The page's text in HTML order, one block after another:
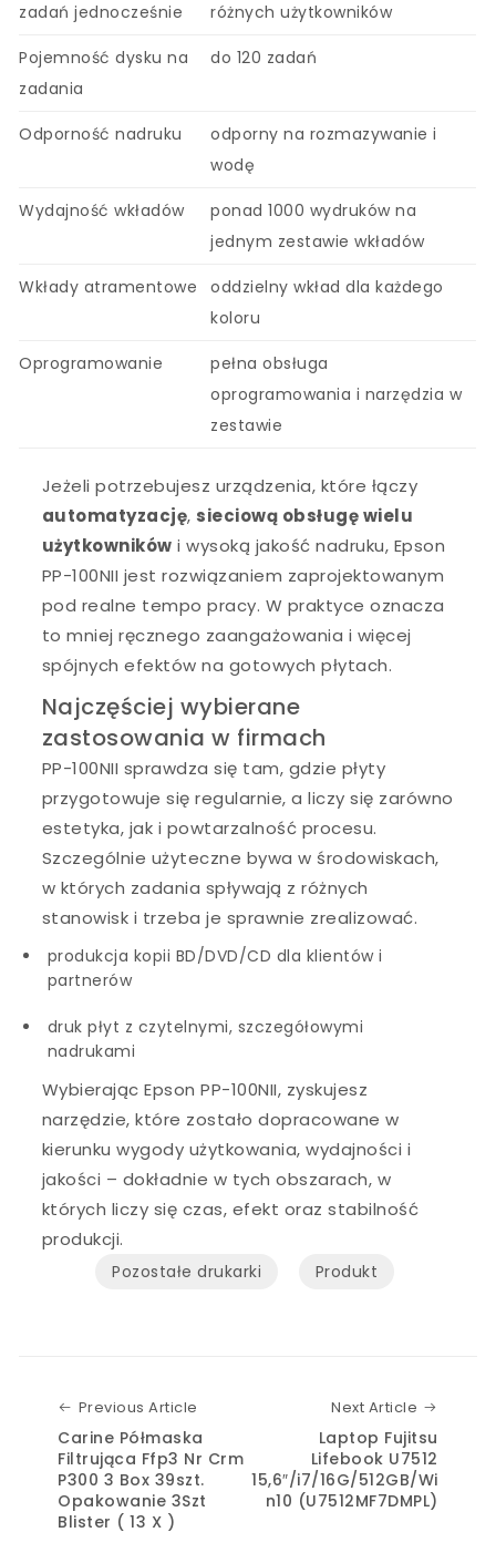
zadań jednocześnie
różnych użytkowników
Pojemność dysku na
zadania
do 120 zadań
Odporność nadruku
odporny na rozmazywanie i
wodę
Wydajność wkładów
ponad 1000 wydruków na
jednym zestawie wkładów
Wkłady atramentowe
oddzielny wkład dla każdego
koloru
Oprogramowanie
pełna obsługa
oprogramowania i narzędzia w
zestawie
Jeżeli potrzebujesz urządzenia, które łączy
automatyzację, sieciową obsługę wielu
użytkowników i wysoką jakość nadruku, Epson
PP-100NII jest rozwiązaniem zaprojektowanym
pod realne tempo pracy. W praktyce oznacza
to mniej ręcznego zaangażowania i więcej
spójnych efektów na gotowych płytach.
Najczęściej wybierane
zastosowania w firmach
PP-100NII sprawdza się tam, gdzie płyty
przygotowuje się regularnie, a liczy się zarówno
estetyka, jak i powtarzalność procesu.
Szczególnie użyteczne bywa w środowiskach,
w których zadania spływają z różnych
stanowisk i trzeba je sprawnie zrealizować.
produkcja kopii BD/DVD/CD dla klientów i
partnerów
druk płyt z czytelnymi, szczegółowymi
nadrukami
Wybierając Epson PP-100NII, zyskujesz
narzędzie, które zostało dopracowane w
kierunku wygody użytkowania, wydajności i
jakości – dokładnie w tych obszarach, w
których liczy się czas, efekt oraz stabilność
produkcji.
Pozostałe drukarki Produkt
Previous Article
Carine Półmaska
Filtrująca Ffp3 Nr Crm
P300 3 Box 39szt.
Opakowanie 3Szt
Blister ( 13 X )
Next Article
Laptop Fujitsu
Lifebook U7512
15,6″/i7/16G/512GB/Wi
n10 (U7512MF7DMPL)